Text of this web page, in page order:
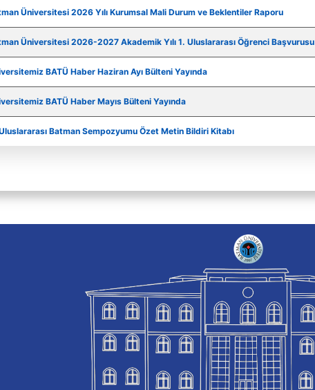
Üniversitesi 2026 Yılı Kurumsal Mali Durum ve Beklentiler Raporu
Üniversitesi 2026-2027 Akademik Yılı 1. Uluslararası Öğrenci Başvurusu
BATÜ Haber Haziran Ayı Bülteni Yayında
BATÜ Haber Mayıs Bülteni Yayında
Batman Sempozyumu Özet Metin Bildiri Kitabı